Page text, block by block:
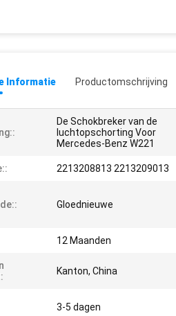
Informatie Productomschrijving
De Schokbreker van de
luchtopschorting Voor
Mercedes-Benz W221
2213208813 2213209013
Gloednieuwe
12 Maanden
Kanton, China
3-5 dagen